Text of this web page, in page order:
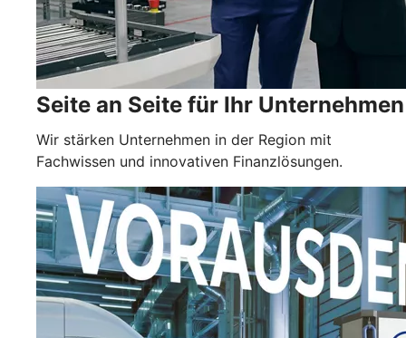
Seite an Seite für Ihr Unternehmen
Wir stärken Unternehmen in der Region mit
Fachwissen und innovativen Finanzlösungen.